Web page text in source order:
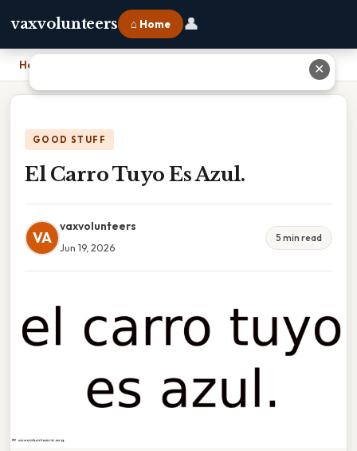
vaxvolunteers ⌂ Home 👤
Home
GOOD STUFF
El Carro Tuyo Es Azul.
VA
vaxvolunteers
Jun 19, 2026
5 min read
✕